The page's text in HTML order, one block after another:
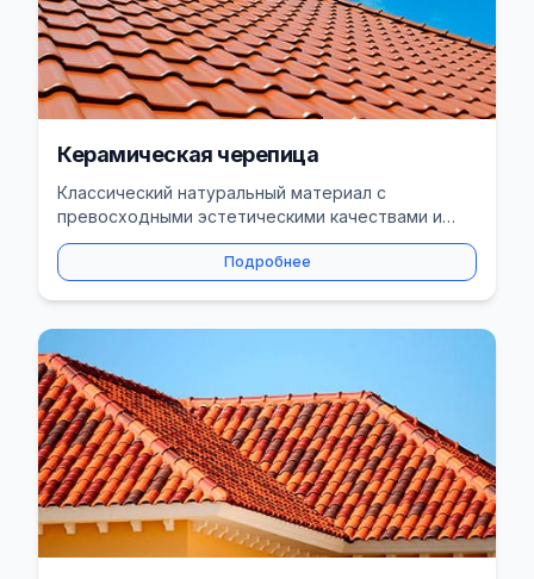
Керамическая черепица
Классический натуральный материал с
превосходными эстетическими качествами и
исключительной долговечностью.
Подробнее